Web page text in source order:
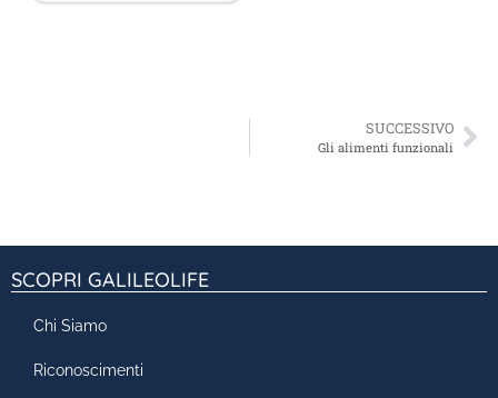
SUCCESSIVO
Gli alimenti funzionali
SCOPRI GALILEOLIFE
Chi Siamo
Riconoscimenti